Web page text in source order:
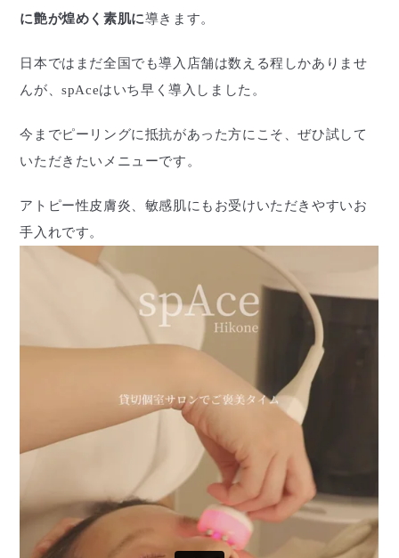
に艶が煌めく素肌に導きます。
日本ではまだ全国でも導入店舗は数える程しかありませ
んが、spAceはいち早く導入しました。
今までピーリングに抵抗があった方にこそ、ぜひ試して
いただきたいメニューです。
アトピー性皮膚炎、敏感肌にもお受けいただきやすいお
手入れです。